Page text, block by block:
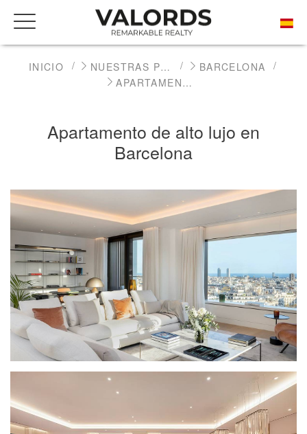
INICIO NUESTRAS PROPIEDADES EXCEPCIONALES
BARCELONA
APARTAMENTO DE ALTO LUJO EN BARCELONA
Apartamento de alto lujo en
Barcelona